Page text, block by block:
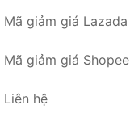
Mã giảm giá Lazada
Mã giảm giá Shopee
Liên hệ